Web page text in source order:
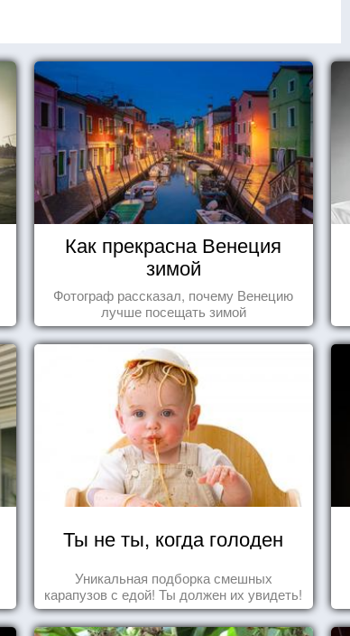
Как прекрасна Венеция
зимой
Фотограф рассказал, почему Венецию
лучше посещать зимой
Ты не ты, когда голоден
Уникальная подборка смешных
карапузов с едой! Ты должен их увидеть!